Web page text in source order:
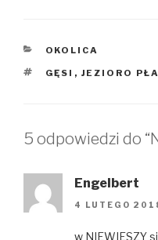
KATEGORIE
OKOLICA
TAGI
GĘSI , JEZIORO
5 odpowiedzi do
Engelbert
4 LUTEGO
w NIEWIESZY